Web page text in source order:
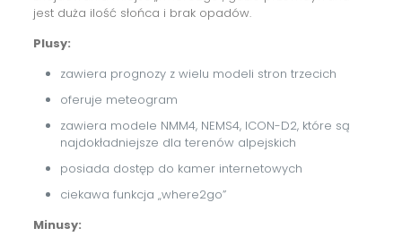
jest duża ilość słońca i brak opadów.
Plusy:
zawiera prognozy z wielu modeli stron trzecich
oferuje meteogram
zawiera modele NMM4, NEMS4, ICON-D2, które są
najdokładniejsze dla terenów alpejskich
posiada dostęp do kamer internetowych
ciekawa funkcja „where2go”
Minusy: